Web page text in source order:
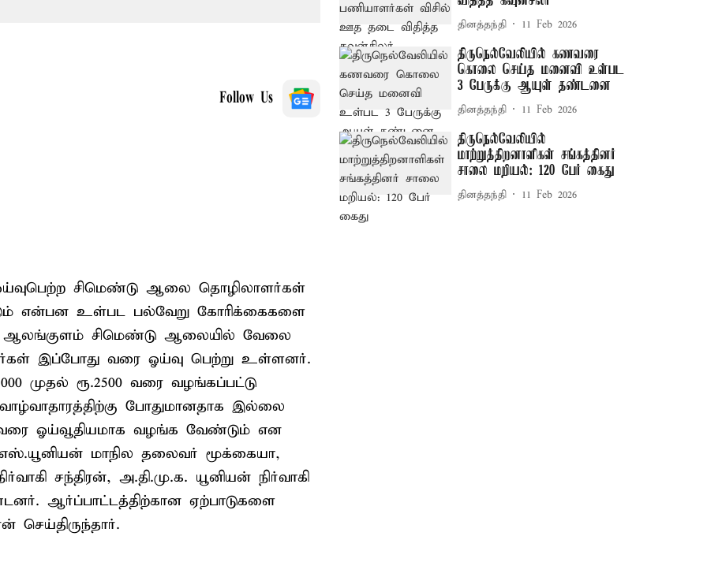
Follow Us
சிமெண்டு ஆலை தொழிலாளர்கள்
என்பன உள்பட பல்வேறு கோரிக்கைகளை
ஆலங்குளம் சிமெண்டு ஆலையில் வேலை
இப்போது வரை ஓய்வு பெற்று உள்ளனர்.
முதல் ரூ.2500 வரை வழங்கப்பட்டு
போதுமானதாக இல்லை
வரை ஓய்வூதியமாக வழங்க வேண்டும் என
மாநில தலைவர் மூக்கையா,
சந்திரன், அ.தி.மு.க. யூனியன் நிர்வாகி
ஆர்ப்பாட்டத்திற்கான ஏற்பாடுகளை
செய்திருந்தார்.
தினத்தந்தி 11 Feb 2026
திருநெல்வேலியில் கணவரை
கொலை செய்த மனைவி உள்பட
3 பேருக்கு ஆயுள் தண்டனை
தினத்தந்தி 11 Feb 2026
திருநெல்வேலியில்
மாற்றுத்திறனாளிகள் சங்கத்தினர்
சாலை மறியல்: 120 பேர் கைது
தினத்தந்தி 11 Feb 2026